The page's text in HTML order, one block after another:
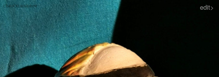
< back to sculpture edit>